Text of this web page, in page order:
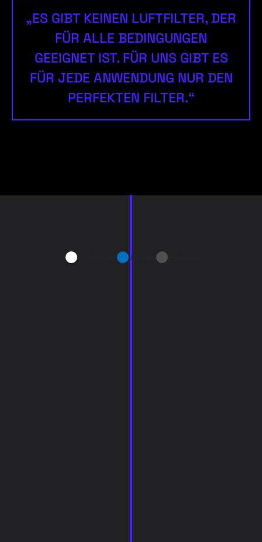
„ES GIBT KEINEN LUFTFILTER, DER
FÜR ALLE BEDINGUNGEN
GEEIGNET IST. FÜR UNS GIBT ES
FÜR JEDE ANWENDUNG NUR DEN
PERFEKTEN FILTER.“
Wasser